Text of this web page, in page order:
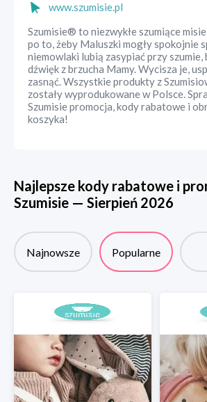
www.szumisie.pl
Szumisie® to niezwykłe szumiące
po to, żeby Maluszki mogły spokojnie
niemowlaki lubią zasypiać przy szumie,
dźwięk z brzucha Mamy. Wycisza je,
zasnąć. Wszystkie produkty z
zostały wyprodukowane w Polsce.
Szumisie promocja, kody rabatowe i
koszyka!
Najlepsze kody rabatowe i
Szumisie — Sierpień 2026
Najnowsze Popularne